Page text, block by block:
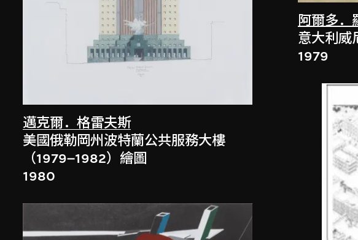
邁克爾．格雷夫斯
美國俄勒岡州波特蘭公共服務大樓
（1979–1982）繪圖
1980
阿爾多．
意大利威
1979